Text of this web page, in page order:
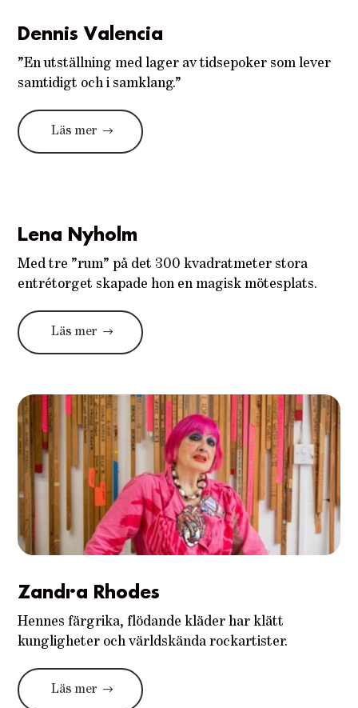
Dennis Valencia
”En utställning med lager av tidsepoker som lever
samtidigt och i samklang.”
Läs mer
Lena Nyholm
Med tre ”rum” på det 300 kvadratmeter stora
entrétorget skapade hon en magisk mötesplats.
Läs mer
Zandra Rhodes
Hennes färgrika, flödande kläder har klätt
kungligheter och världskända rockartister.
Läs mer